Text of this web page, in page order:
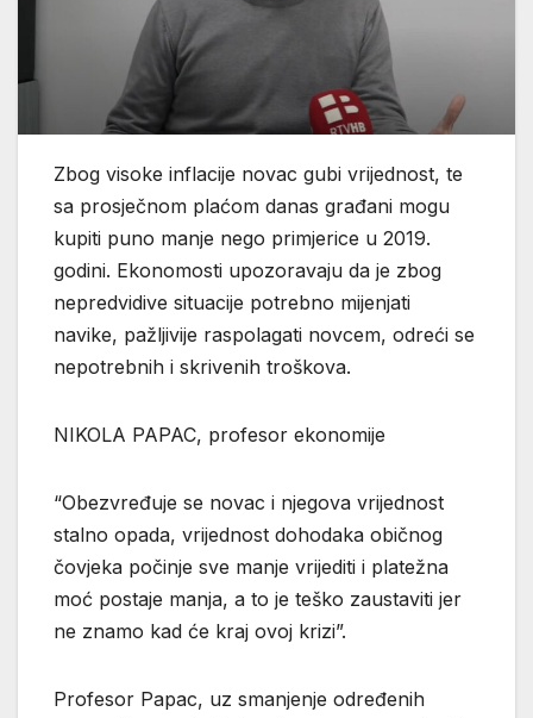
Zbog visoke inflacije novac gubi vrijednost, te
sa prosječnom plaćom danas građani mogu
kupiti puno manje nego primjerice u 2019.
godini. Ekonomosti upozoravaju da je zbog
nepredvidive situacije potrebno mijenjati
navike, pažljivije raspolagati novcem, odreći se
nepotrebnih i skrivenih troškova.
NIKOLA PAPAC, profesor ekonomije
“Obezvređuje se novac i njegova vrijednost
stalno opada, vrijednost dohodaka običnog
čovjeka počinje sve manje vrijediti i platežna
moć postaje manja, a to je teško zaustaviti jer
ne znamo kad će kraj ovoj krizi”.
Profesor Papac, uz smanjenje određenih